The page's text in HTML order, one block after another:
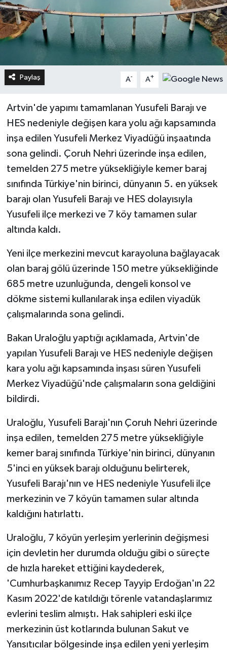
Paylaş A- A+
Artvin'de yapımı tamamlanan Yusufeli Barajı ve
HES nedeniyle değişen kara yolu ağı kapsamında
inşa edilen Yusufeli Merkez Viyadüğü inşaatında
sona gelindi. Çoruh Nehri üzerinde inşa edilen,
temelden 275 metre yüksekliğiyle kemer baraj
sınıfında Türkiye'nin birinci, dünyanın 5. en yüksek
barajı olan Yusufeli Barajı ve HES dolayısıyla
Yusufeli ilçe merkezi ve 7 köy tamamen sular
altında kaldı.
Yeni ilçe merkezini mevcut karayoluna bağlayacak
olan baraj gölü üzerinde 150 metre yüksekliğinde
685 metre uzunluğunda, dengeli konsol ve
dökme sistemi kullanılarak inşa edilen viyadük
çalışmalarında sona gelindi.
Bakan Uraloğlu yaptığı açıklamada, Artvin'de
yapılan Yusufeli Barajı ve HES nedeniyle değişen
kara yolu ağı kapsamında inşası süren Yusufeli
Merkez Viyadüğü'nde çalışmaların sona geldiğini
bildirdi.
Uraloğlu, Yusufeli Barajı'nın Çoruh Nehri üzerinde
inşa edilen, temelden 275 metre yüksekliğiyle
kemer baraj sınıfında Türkiye'nin birinci, dünyanın
5'inci en yüksek barajı olduğunu belirterek,
Yusufeli Barajı'nın ve HES nedeniyle Yusufeli ilçe
merkezinin ve 7 köyün tamamen sular altında
kaldığını hatırlattı.
Uraloğlu, 7 köyün yerleşim yerlerinin değişmesi
için devletin her durumda olduğu gibi o süreçte
de hızla hareket ettiğini kaydederek,
'Cumhurbaşkanımız Recep Tayyip Erdoğan'ın 22
Kasım 2022'de katıldığı törenle vatandaşlarımız
evlerini teslim almıştı. Hak sahipleri eski ilçe
merkezinin üst kotlarında bulunan Sakut ve
Yansıtıcılar bölgesinde inşa edilen yeni yerleşim